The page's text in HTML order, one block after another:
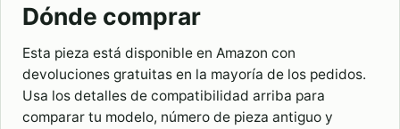
Dónde comprar
Esta pieza está disponible en Amazon con
devoluciones gratuitas en la mayoría de los pedidos.
Usa los detalles de compatibilidad arriba para
comparar tu modelo, número de pieza antiguo y